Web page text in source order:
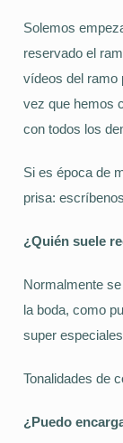
Solemos
reservado el
vídeos del ramo
vez que hemos
con todos los
Si es época de
prisa:
¿Quién suele
Normalmente
la boda, como
super
Tonalidades de
¿Puedo